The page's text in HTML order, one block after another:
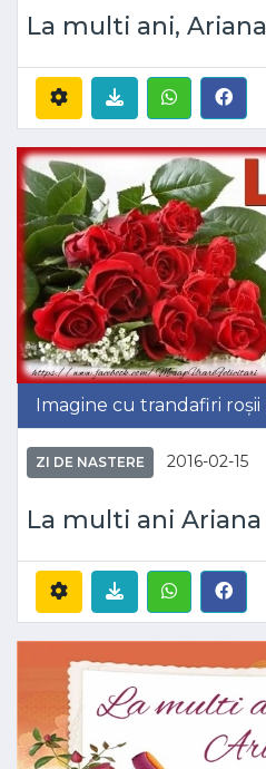
La multi ani,
Imagine cu trandafiri
ZI DE NASTERE 2016-02-15
La multi ani Ariana